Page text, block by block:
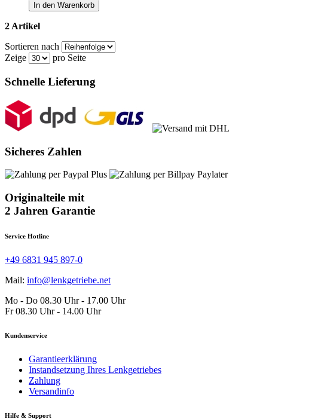
In den Warenkorb
2 Artikel
Sortieren nach
Zeige
pro Seite
Schnelle Lieferung
Sicheres Zahlen
Originalteile mit
2 Jahren Garantie
Service Hotline
+49 6831 945 897-0
Mail: info@lenkgetriebe.net
Mo - Do 08.30 Uhr - 17.00 Uhr
Fr 08.30 Uhr - 14.00 Uhr
Kundenservice
Garantieerklärung
Instandsetzung Ihres Lenkgetriebes
Zahlung
Versandinfo
Hilfe & Support